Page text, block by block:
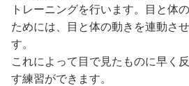
トレーニングを行います。目と体
ためには、目と体の動きを連動さ
す。
これによって目で見たものに早く
す練習ができます。